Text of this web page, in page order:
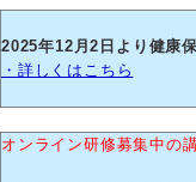
2025年12月2日より健康
・詳しくはこちら
オンライン研修募集中の